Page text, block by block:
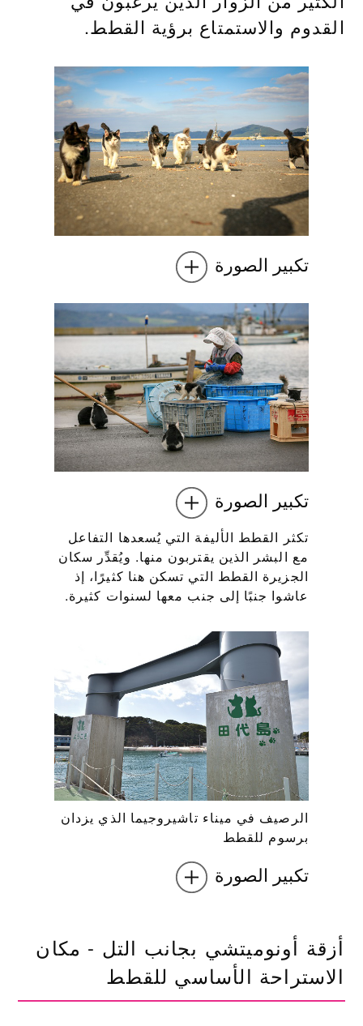
القدوم والاستمتاع برؤية القطط.
تكبير الصورة
تكبير الصورة
تكثر القطط الأليفة التي يُسعدها التفاعل
مع البشر الذين يقتربون منها. ويُقدِّر سكان
الجزيرة القطط التي تسكن هنا كثيرًا، إذ
عاشوا جنبًا إلى جنب معها لسنوات كثيرة.
الرصيف في ميناء تاشيروجيما الذي يزدان
برسوم للقطط
تكبير الصورة
أزقة أونوميتشي بجانب التل - مكان
الاستراحة الأساسي للقطط